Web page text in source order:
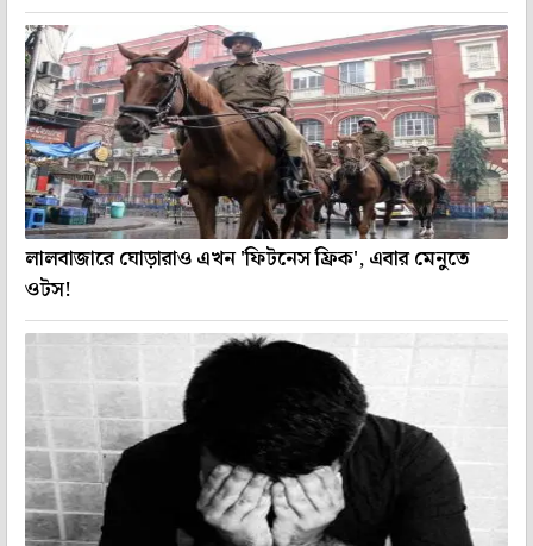
লালবাজারে ঘোড়ারাও এখন 'ফিটনেস ফ্রিক', এবার মেনুতে
ওটস!